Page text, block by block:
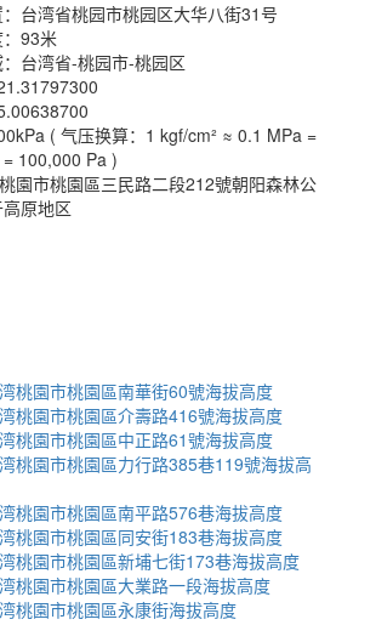
台湾省桃园市桃园区大华八街31号
93米
台湾省-桃园市-桃园区
( 气压换算：1 kgf/cm² ≈ 0.1 MPa =
100,000 Pa )
園市桃園區三民路二段212號朝阳森林公
原地区
桃園市桃園區南華街60號海拔高度
桃園市桃園區介壽路416號海拔高度
桃園市桃園區中正路61號海拔高度
桃園市桃園區力行路385巷119號海拔高
桃園市桃園區南平路576巷海拔高度
桃園市桃園區同安街183巷海拔高度
桃園市桃園區新埔七街173巷海拔高度
桃園市桃園區大業路一段海拔高度
桃園市桃園區永康街海拔高度